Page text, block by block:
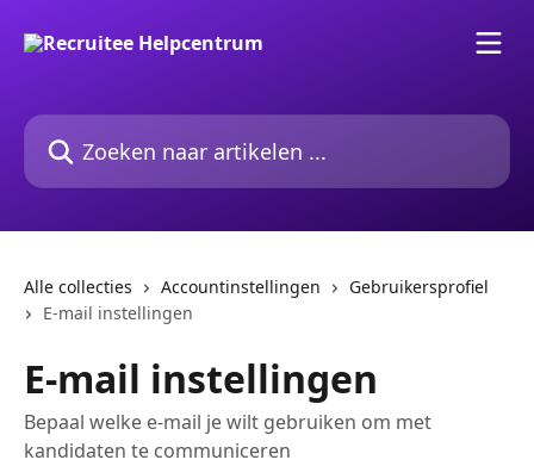
Zoeken naar artikelen ...
Alle collecties Accountinstellingen
Gebruikersprofiel
E-mail instellingen
E-mail instellingen
Bepaal welke e-mail je wilt gebruiken om met
kandidaten te communiceren